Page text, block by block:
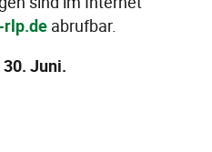
rlp.de abrufbar.
Juni.